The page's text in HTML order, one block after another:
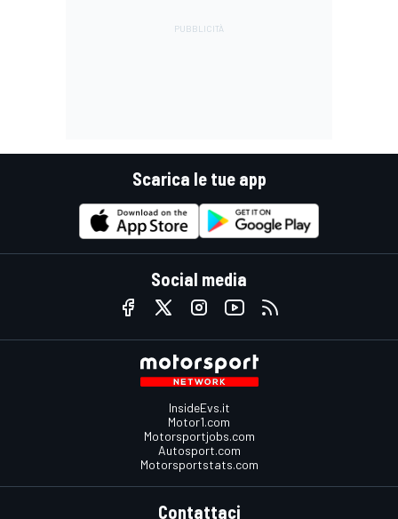
Scarica le tue app
Social media
InsideEvs.it
Motor1.com
Motorsportjobs.com
Autosport.com
Motorsportstats.com
Contattaci